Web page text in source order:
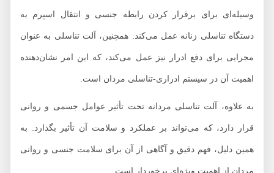
وسیله‌ای برای برقرار کردن رابطه جنسی و انتقال اسپرم به
دستگاه تناسلی زنانه عمل می‌کند. همچنین، آلت تناسلی به عنوان
مجرایی برای دفع ادرار نیز عمل می‌کند، که این امر نشان‌دهنده
اهمیت آن در سیستم ادراری-تناسلی مردان است.
به علاوه، آلت تناسلی مردانه تحت تأثیر عوامل جسمی و روانی
قرار دارد، که می‌تواند بر عملکرد و سلامت آن تأثیر بگذارد. به
همین دلیل، فهم دقیق و آگاهی از آن برای سلامت جنسی و روانی
مردان از اهمیت ویژه‌ای برخوردار است.